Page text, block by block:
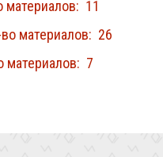
материалов: 11
материалов: 26
материалов: 7